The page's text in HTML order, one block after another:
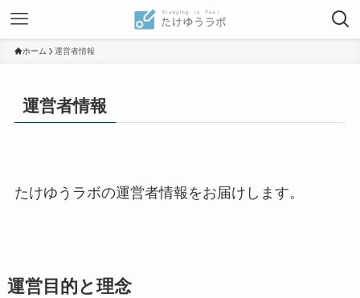
ホーム 運営者情報
運営者情報
たけゆうラボの運営者情報をお届けします。
運営目的と理念